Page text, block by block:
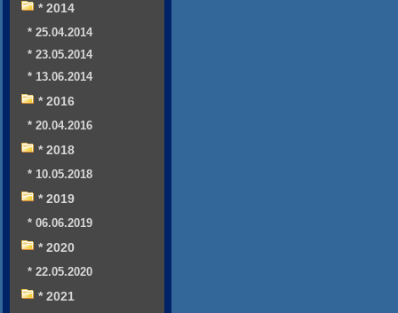
* 2014
* 25.04.2014
* 23.05.2014
* 13.06.2014
* 2016
* 20.04.2016
* 2018
* 10.05.2018
* 2019
* 06.06.2019
* 2020
* 22.05.2020
* 2021